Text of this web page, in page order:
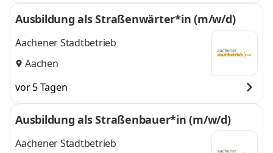
Ausbildung als Straßenwärter*in (m/w/d)
Aachener Stadtbetrieb
Aachen
vor 5 Tagen
Ausbildung als Straßenbauer*in (m/w/d)
Aachener Stadtbetrieb